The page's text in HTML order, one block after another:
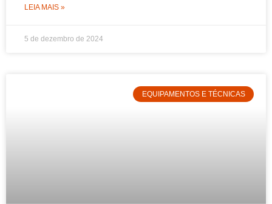
LEIA MAIS »
5 de dezembro de 2024
EQUIPAMENTOS E TÉCNICAS